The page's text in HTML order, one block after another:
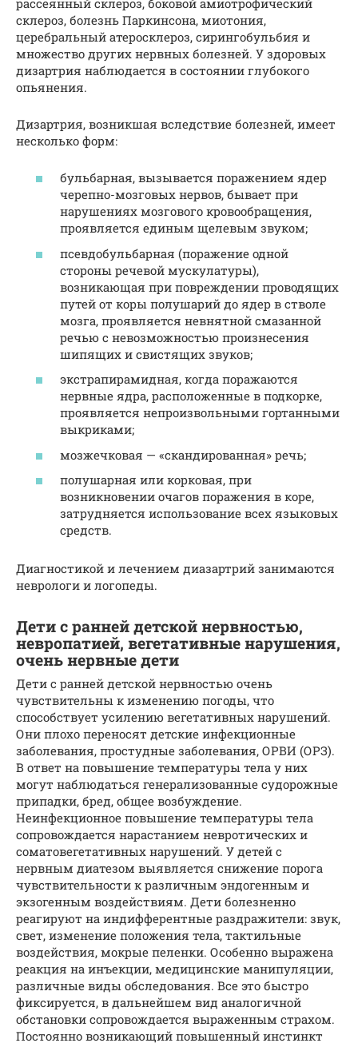
склероз, болезнь Паркинсона, миотония,
церебральный атеросклероз, сирингобульбия и
множество других нервных болезней. У здоровых
дизартрия наблюдается в состоянии глубокого
опьянения.
Дизартрия, возникшая вследствие болезней, имеет
несколько форм:
бульбарная, вызывается поражением ядер
черепно-мозговых нервов, бывает при
нарушениях мозгового кровообращения,
проявляется единым щелевым звуком;
псевдобульбарная (поражение одной
стороны речевой мускулатуры),
возникающая при повреждении проводящих
путей от коры полушарий до ядер в стволе
мозга, проявляется невнятной смазанной
речью с невозможностью произнесения
шипящих и свистящих звуков;
экстрапирамидная, когда поражаются
нервные ядра, расположенные в подкорке,
проявляется непроизвольными гортанными
выкриками;
мозжечковая — «скандированная» речь;
полушарная или корковая, при
возникновении очагов поражения в коре,
затрудняется использование всех языковых
средств.
Диагностикой и лечением диазартрий занимаются
неврологи и логопеды.
Дети с ранней детской нервностью,
невропатией, вегетативные нарушения,
очень нервные дети
Дети с ранней детской нервностью очень
чувствительны к изменению погоды, что
способствует усилению вегетативных нарушений.
Они плохо переносят детские инфекционные
заболевания, простудные заболевания, ОРВИ (ОРЗ).
В ответ на повышение температуры тела у них
могут наблюдаться генерализованные судорожные
припадки, бред, общее возбуждение.
Неинфекционное повышение температуры тела
сопровождается нарастанием невротических и
соматовегетативных нарушений. У детей с
нервным диатезом выявляется снижение порога
чувствительности к различным эндогенным и
экзогенным воздействиям. Дети болезненно
реагируют на индифферентные раздражители: звук,
свет, изменение положения тела, тактильные
воздействия, мокрые пеленки. Особенно выражена
реакция на инъекции, медицинские манипуляции,
различные виды обследования. Все это быстро
фиксируется, в дальнейшем вид аналогичной
обстановки сопровождается выраженным страхом.
Постоянно возникающий повышенный инстинкт